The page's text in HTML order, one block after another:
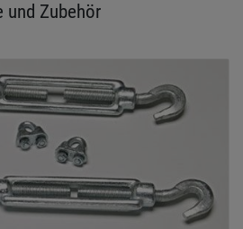
und Zubehör